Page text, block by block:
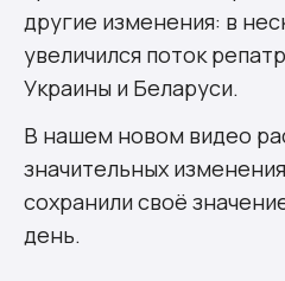
другие изменения: в
увеличился поток
Украины и Беларуси.
В нашем новом видео
значительных
сохранили своё
день.